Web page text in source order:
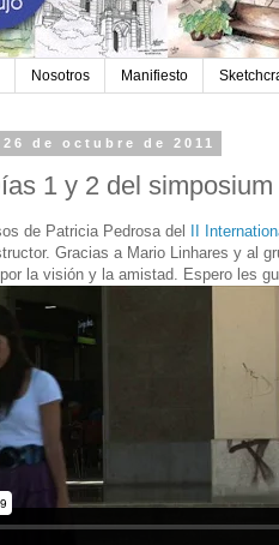
Nosotros Manifiesto
de octubre de 2011
1 y 2 del
de Patricia Pedrosa del II
Gracias a Mario Linhares y al
por la visión y la amistad. Espero les